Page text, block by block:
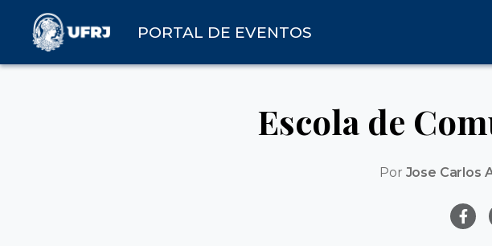
PORTAL DE EVENTOS
Escola de
Por Jose Carlos